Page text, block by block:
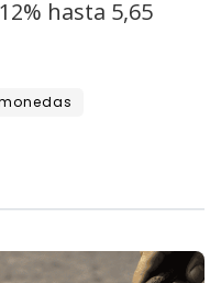
hasta 5,65